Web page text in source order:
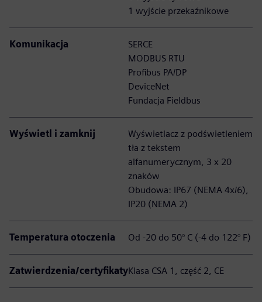
1 wyjście przekaźnikowe
Komunikacja
SERCE
MODBUS RTU
Profibus PA/DP
DeviceNet
Fundacja Fieldbus
Wyświetl i zamknij
Wyświetlacz z podświetleniem
tła z tekstem
alfanumerycznym, 3 x 20
znaków
Obudowa: IP67 (NEMA 4x/6),
IP20 (NEMA 2)
Temperatura otoczenia Od -20 do 50° C (-4 do 122° F)
Zatwierdzenia/certyfikatyKlasa CSA 1, część 2, CE